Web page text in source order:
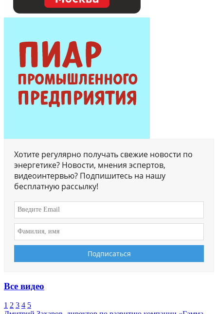
Хотите регулярно получать свежие новости по
энергетике? Новости, мнения эспертов,
видеоинтервью? Подпишитесь на нашу
бесплатную рассылку!
Все видео
1 2 3 4 5